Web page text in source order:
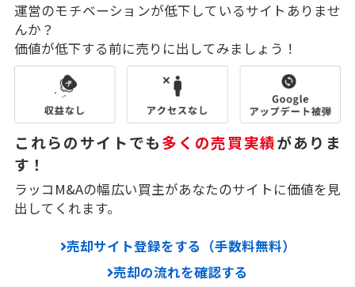
運営のモチベーションが低下しているサイトありませ
んか？
価値が低下する前に売りに出してみましょう！
これらのサイトでも多くの売買実績がありま
す！
ラッコM&Aの幅広い買主があなたのサイトに価値を見
出してくれます。
売却サイト登録をする（手数料無料）
売却の流れを確認する